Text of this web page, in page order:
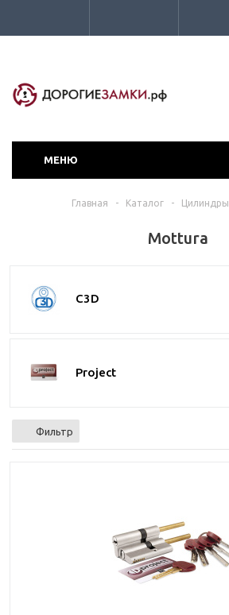
МЕНЮ
Главная - Каталог - Цилиндры
Mottura
C3D
Project
Фильтр